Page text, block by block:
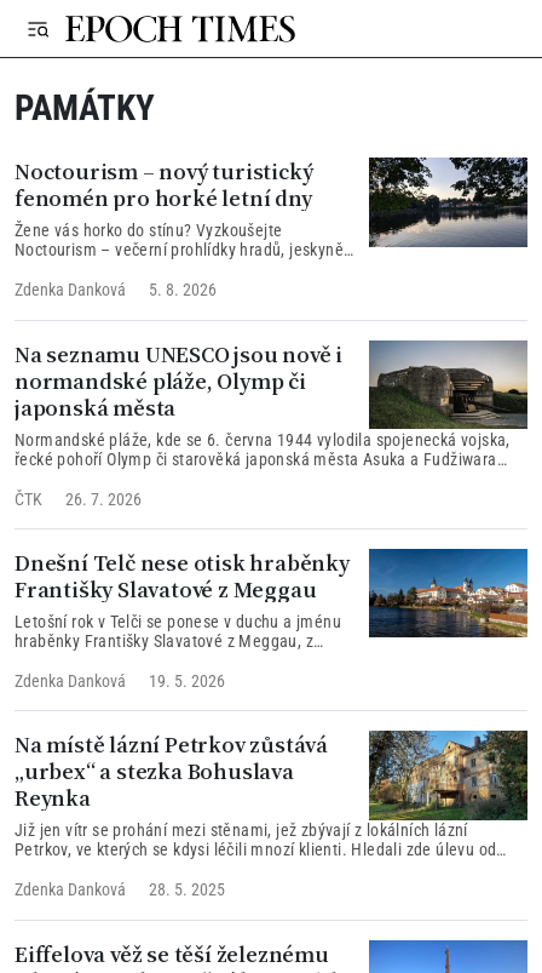
PAMÁTKY
Noctourism – nový turistický
fenomén pro horké letní dny
Žene vás horko do stínu? Vyzkoušejte
Noctourism – večerní prohlídky hradů, jeskyně
2026.
Zdenka Danková 5. 8. 2026
Na seznamu UNESCO jsou nově i
normandské pláže, Olymp či
japonská města
Normandské pláže, kde se 6. června 1944 vylodila spojenecká vojska,
řecké pohoří Olymp či starověká japonská města Asuka a Fudžiwara
ČTK
26. 7. 2026
Dnešní Telč nese otisk hraběnky
Františky Slavatové z Meggau
Letošní rok v Telči se ponese v duchu a jménu
hraběnky Františky Slavatové z Meggau, z
současné podoby
Zdenka Danková 19. 5. 2026
Na místě lázní Petrkov zůstává
„urbex“ a stezka Bohuslava
Reynka
Již jen vítr se prohání mezi stěnami, jež zbývají z lokálních lázní
Petrkov, ve kterých se kdysi léčili mnozí klienti. Hledali zde úlevu od
Zdenka Danková
28. 5. 2025
Eiffelova věž se těší železnému